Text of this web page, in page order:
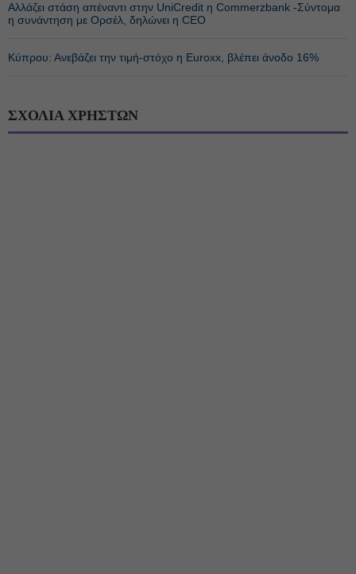
Αλλάζει στάση απέναντι στην UniCredit η Commerzbank -Σύντομα
η συνάντηση με Ορσέλ, δηλώνει η CEO
Κύπρου: Ανεβάζει την τιμή-στόχο η Euroxx, βλέπει άνοδο 16%
ΣΧΟΛΙΑ ΧΡΗΣΤΩΝ